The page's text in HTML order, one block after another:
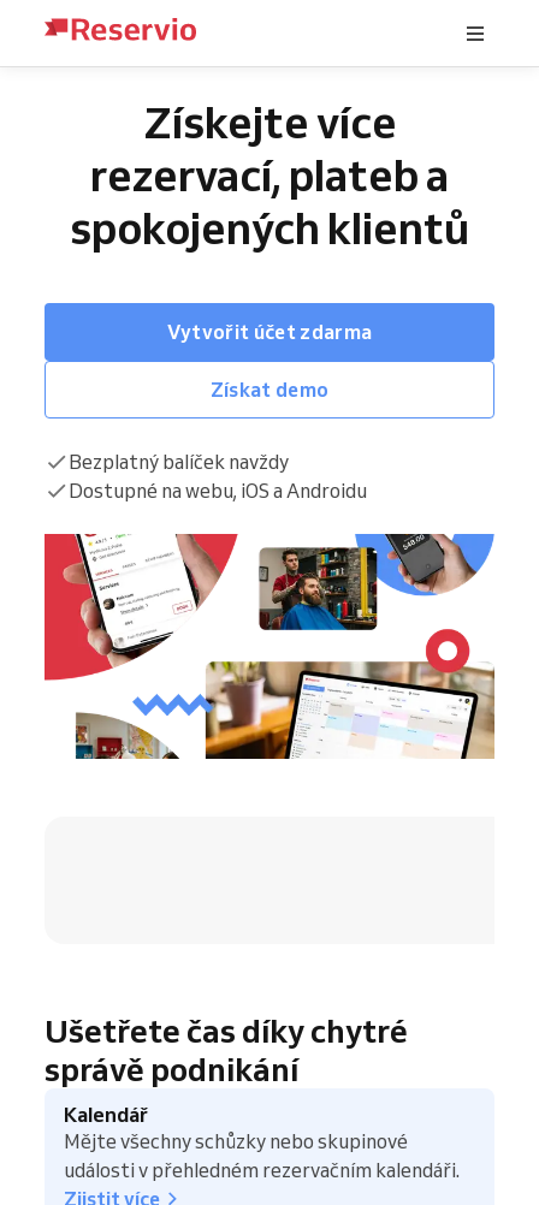
Získejte více
rezervací, plateb a
spokojených klientů
Vytvořit účet zdarma
Získat demo
Bezplatný balíček navždy
Dostupné na webu, iOS a Androidu
Ušetřete čas díky chytré
správě podnikání
Kalendář
Mějte všechny schůzky nebo skupinové
události v přehledném rezervačním kalendáři.
Zjistit více